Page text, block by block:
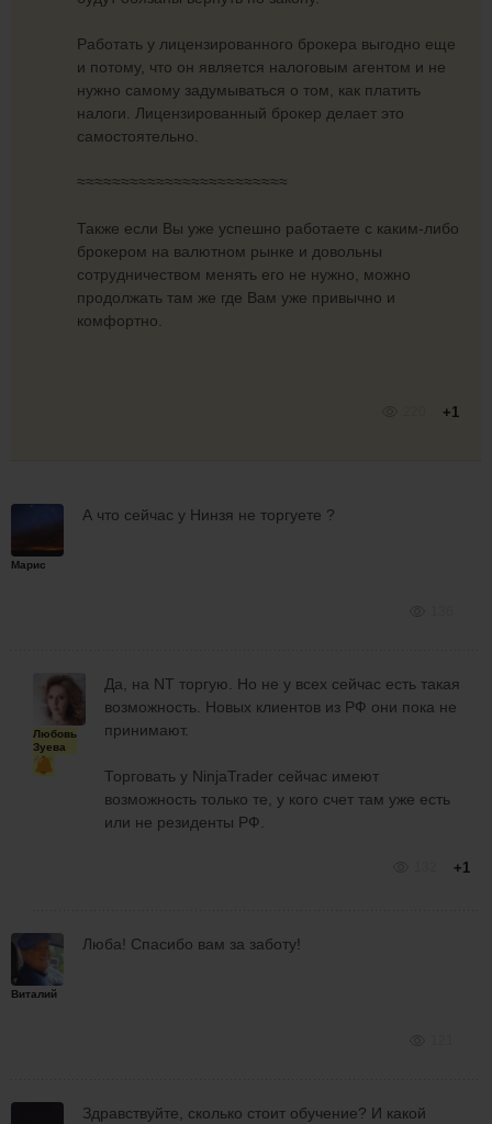
Работать у лицензированного брокера выгодно еще
и потому, что он является налоговым агентом и не
нужно самому задумываться о том, как платить
налоги. Лицензированный брокер делает это
самостоятельно.
≈≈≈≈≈≈≈≈≈≈≈≈≈≈≈≈≈≈≈≈≈≈≈≈
Также если Вы уже успешно работаете с каким-либо
брокером на валютном рынке и довольны
сотрудничеством менять его не нужно, можно
продолжать там же где Вам уже привычно и
комфортно.
+1
Марис
А что сейчас у Нинзя не торгуете ?
Любовь
Зуева
Да, на NT торгую. Но не у всех сейчас есть такая
возможность. Новых клиентов из РФ они пока не
принимают.
Торговать у NinjaTrader сейчас имеют
возможность только те, у кого счет там уже есть
или не резиденты РФ.
+1
Виталий
Люба! Спасибо вам за заботу!
Здравствуйте, сколько стоит обучение? И какой